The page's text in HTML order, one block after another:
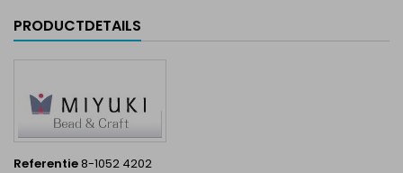
PRODUCTDETAILS
Referentie8-1052 4202